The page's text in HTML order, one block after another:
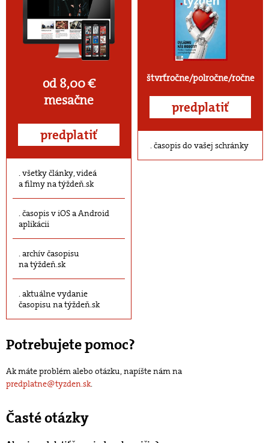
od 8,00 €
mesačne
predplatiť
všetky články, videá
a filmy na týždeň.sk
časopis v iOS a Android
aplikácii
archív časopisu
na týždeň.sk
aktuálne vydanie
časopisu na týždeň.sk
štvrťročne/polročne/ročne
predplatiť
časopis do vašej schránky
Potrebujete pomoc?
Ak máte problém alebo otázku, napíšte nám na
predplatne@tyzden.sk.
Časté otázky